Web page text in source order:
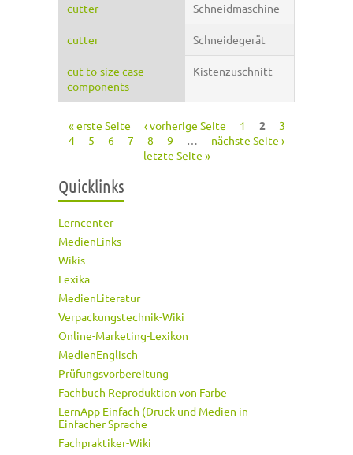
cutter Schneidmaschine
cutter Schneidegerät
cut-to-size case
components
Kistenzuschnitt
Seiten
« erste Seite ‹ vorherige Seite 1 2
3
4
5 6 7 8 9 …
nächste Seite ›
letzte Seite »
Quicklinks
Lerncenter
MedienLinks
Wikis
Lexika
MedienLiteratur
Verpackungstechnik-Wiki
Online-Marketing-Lexikon
MedienEnglisch
Prüfungsvorbereitung
Fachbuch Reproduktion von Farbe
LernApp Einfach (Druck und Medien in
Einfacher Sprache
Fachpraktiker-Wiki